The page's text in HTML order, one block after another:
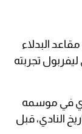
البدلاء
تجربته
في موسمه
وهو اللقب رقم 20 في تاريخ النادي، قبل